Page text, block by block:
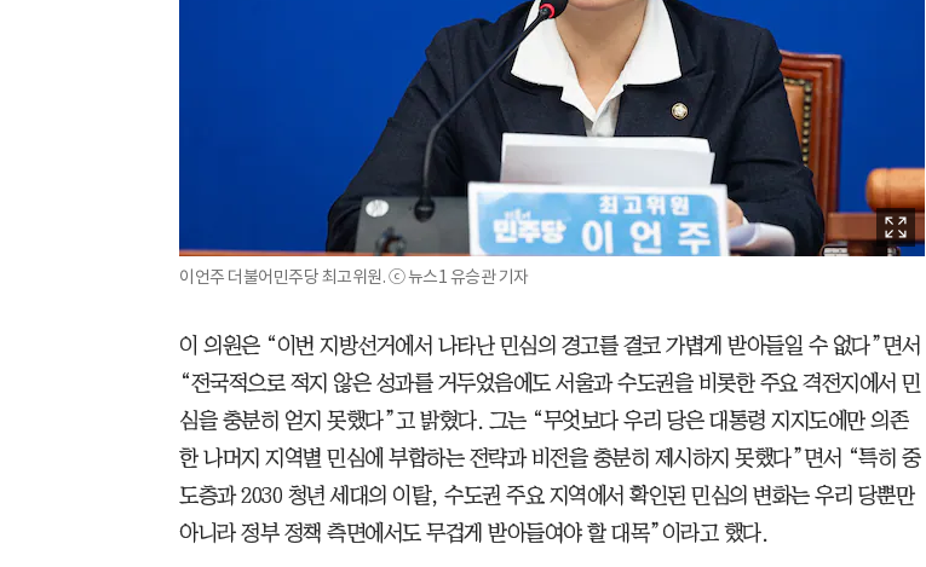
이언주 더불어민주당 최고위원. ⓒ 뉴스1 유승관 기자
이 의원은 “이번 지방선거에서 나타난 민심의 경고를 결코 가볍게 받아들일 수 없다”면서
“전국적으로 적지 않은 성과를 거두었음에도 서울과 수도권을 비롯한 주요 격전지에서 민
심을 충분히 얻지 못했다”고 밝혔다. 그는 “무엇보다 우리 당은 대통령 지지도에만 의존
한 나머지 지역별 민심에 부합하는 전략과 비전을 충분히 제시하지 못했다”면서 “특히 중
도층과 2030 청년 세대의 이탈, 수도권 주요 지역에서 확인된 민심의 변화는 우리 당뿐만
아니라 정부 정책 측면에서도 무겁게 받아들여야 할 대목”이라고 했다.